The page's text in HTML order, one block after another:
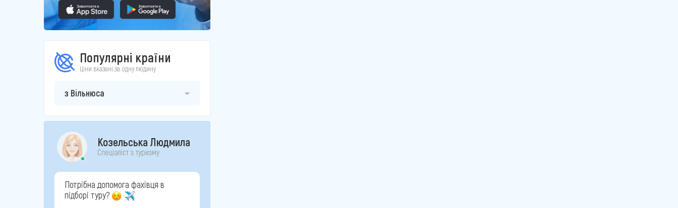
Популярні країни
Ціни вказані за одну людину
з Вільнюса
Козельська Людмила
Спеціаліст з туризму
Потрібна допомога фахівця в
підборі туру?